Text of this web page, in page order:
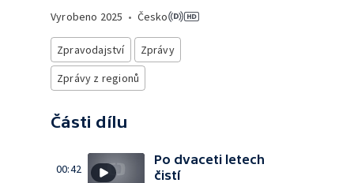
Vyrobeno 2025 • Česko
Zpravodajství
Zprávy
Zprávy z regionů
Části dílu
00:42
Po dvaceti letech
čistí